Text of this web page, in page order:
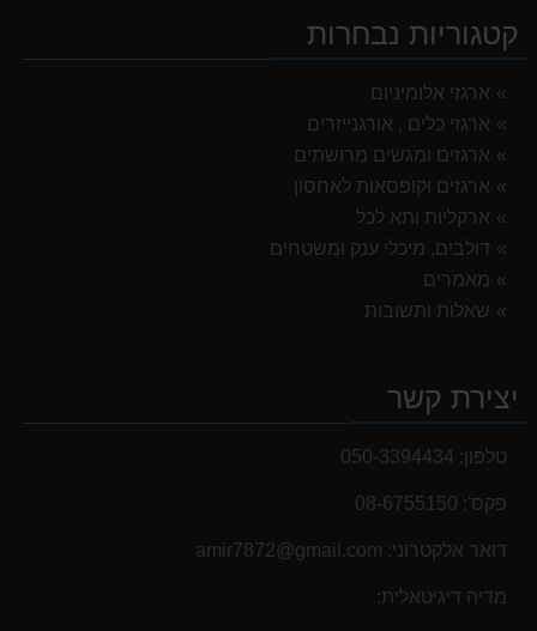
קטגוריות נבחרות
ארגזי אלומיניום
ארגזי כלים , אורגנייזרים
ארגזים ומגשים מרושתים
ארגזים וקופסאות לאחסון
ארקליות ותא לכל
דולבים, מיכלי ענק ומשטחים
מאמרים
שאלות ותשובות
יצירת קשר
טלפון: 050-3394434
פקס': 08-6755150
דואר אלקטרוני: ‫amir7872@gmail.com‬
מדיה דיגיטאלית: